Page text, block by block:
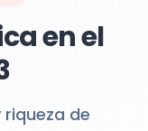
en el
de